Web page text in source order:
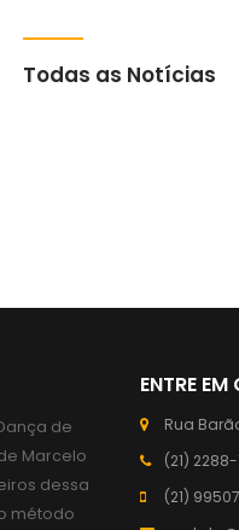
Todas as Notícias
de
Marcelo
dessa
método
ENTRE
Rua
(21) 2288-
(21)